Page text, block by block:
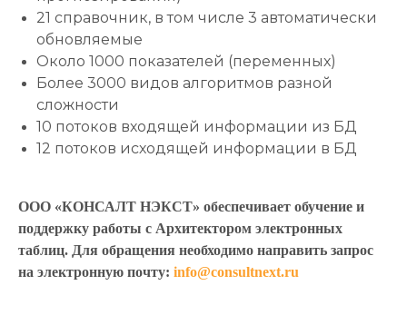
21 справочник, в том числе 3 автоматически
обновляемые
Около 1000 показателей (переменных)
Более 3000 видов алгоритмов разной
сложности
10 потоков входящей информации из БД
12 потоков исходящей информации в БД
ООО «КОНСАЛТ НЭКСТ» обеспечивает обучение и
поддержку работы с Архитектором электронных
таблиц. Для обращения необходимо направить запрос
на электронную почту: info@consultnext.ru